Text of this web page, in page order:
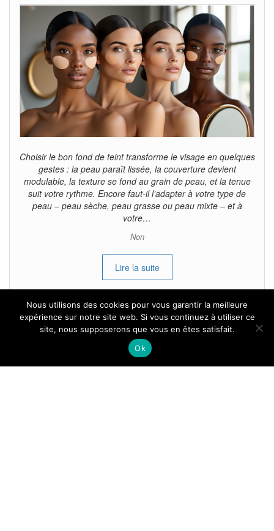
Choisir le bon fond de teint transforme le visage en quelques
gestes : la peau paraît lissée, la couverture devient
modulable, la texture se fond au grain de peau, et la tenue
suit votre rythme. Encore faut-il l’adapter à votre type de
peau – peau sèche, peau grasse ou peau mixte – et à
votre…
Non
Lire la suite
Tous droits reservés.
Nous utilisons des cookies pour vous garantir la meilleure
expérience sur notre site web. Si vous continuez à utiliser ce
site, nous supposerons que vous en êtes satisfait.
Ok